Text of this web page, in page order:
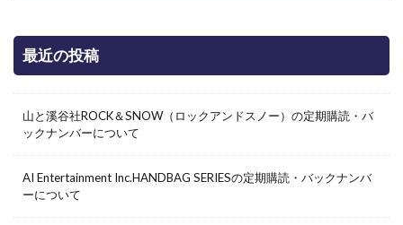
最近の投稿
山と溪谷社ROCK＆SNOW（ロックアンドスノー）の定期購読・バ
ックナンバーについて
AI Entertainment Inc.HANDBAG SERIESの定期購読・バックナンバ
ーについて